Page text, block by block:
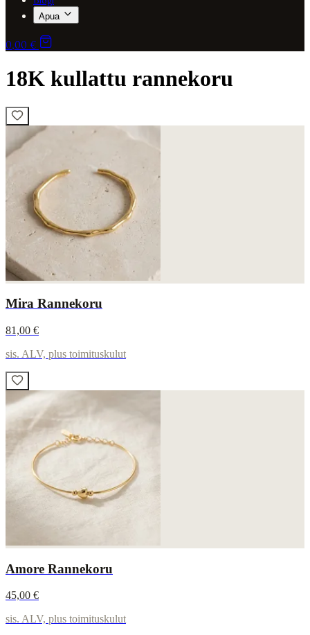
Apua
0,00 €
18K kullattu rannekoru
Mira Rannekoru
81,00 €
sis. ALV, plus toimituskulut
Amore Rannekoru
45,00 €
sis. ALV, plus toimituskulut